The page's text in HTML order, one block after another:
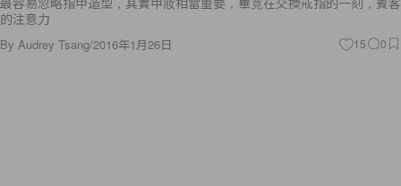
的注意力
By Audrey Tsang/2016年1月26日 15 0